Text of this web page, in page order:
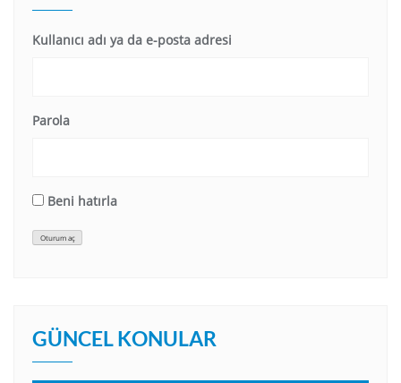
Kullanıcı adı ya da e-posta adresi
Parola
Beni hatırla
Oturum aç
GÜNCEL KONULAR